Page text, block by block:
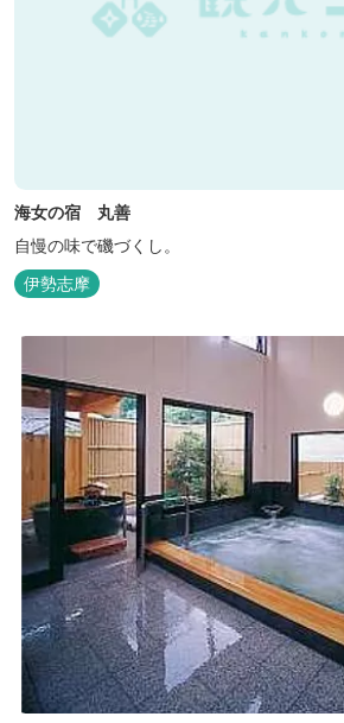
海女の宿 丸善
自慢の味で磯づくし。
伊勢志摩